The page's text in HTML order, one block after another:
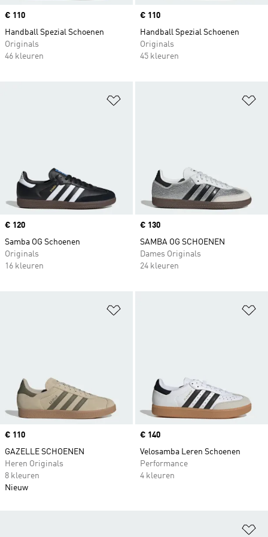
Price
€ 110
Handball Spezial Schoenen
Originals
46 kleuren
Price
€ 110
Handball Spezial Schoenen
Originals
45 kleuren
Price
€ 120
Samba OG Schoenen
Originals
16 kleuren
Price
€ 130
SAMBA OG SCHOENEN
Dames Originals
24 kleuren
Price
€ 110
GAZELLE SCHOENEN
Heren Originals
8 kleuren
Nieuw
Price
€ 140
Velosamba Leren Schoenen
Performance
4 kleuren